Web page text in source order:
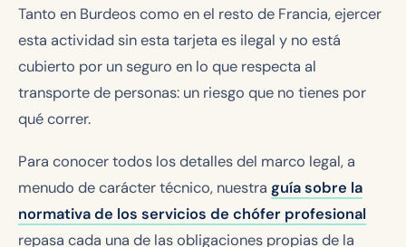
Tanto en Burdeos como en el resto de Francia, ejercer
esta actividad sin esta tarjeta es ilegal y no está
cubierto por un seguro en lo que respecta al
transporte de personas: un riesgo que no tienes por
qué correr.
Para conocer todos los detalles del marco legal, a
menudo de carácter técnico, nuestra guía sobre la
normativa de los servicios de chófer profesional
repasa cada una de las obligaciones propias de la